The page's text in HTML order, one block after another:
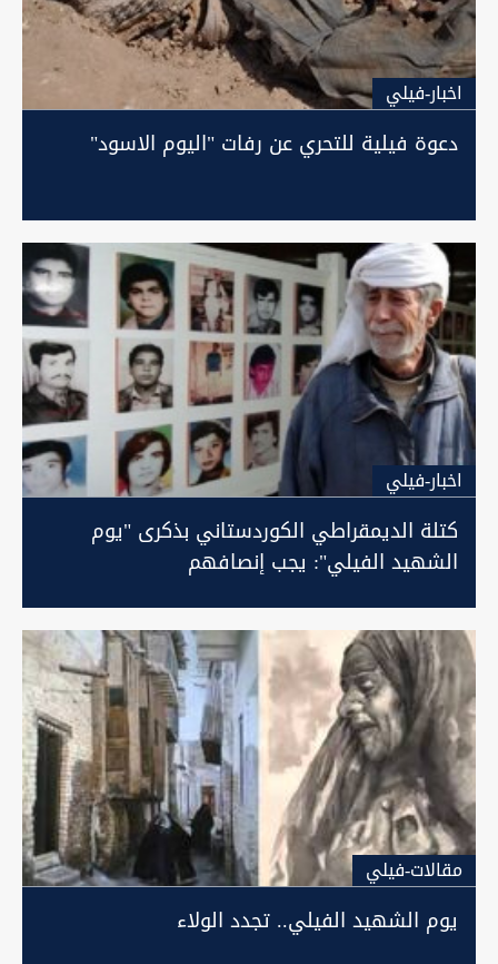
اخبار-فيلي
دعوة فيلية للتحري عن رفات "اليوم الاسود"
اخبار-فيلي
كتلة الديمقراطي الكوردستاني بذكرى "يوم
الشهيد الفيلي": يجب إنصافهم
مقالات-فيلي
يوم الشهيد الفيلي.. تجدد الولاء